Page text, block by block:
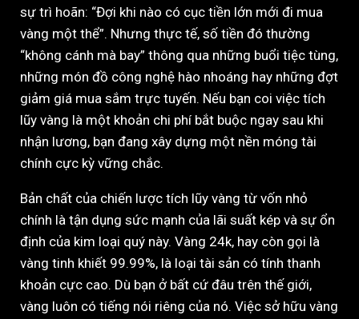
sự trì hoãn: “Đợi khi nào có cục tiền lớn mới đi mua
vàng một thể”. Nhưng thực tế, số tiền đó thường
“không cánh mà bay” thông qua những buổi tiệc tùng,
những món đồ công nghệ hào nhoáng hay những đợt
giảm giá mua sắm trực tuyến. Nếu bạn coi việc tích
lũy vàng là một khoản chi phí bắt buộc ngay sau khi
nhận lương, bạn đang xây dựng một nền móng tài
chính cực kỳ vững chắc.
Bản chất của chiến lược tích lũy vàng từ vốn nhỏ
chính là tận dụng sức mạnh của lãi suất kép và sự ổn
định của kim loại quý này. Vàng 24k, hay còn gọi là
vàng tinh khiết 99.99%, là loại tài sản có tính thanh
khoản cực cao. Dù bạn ở bất cứ đâu trên thế giới,
vàng luôn có tiếng nói riêng của nó. Việc sở hữu vàng